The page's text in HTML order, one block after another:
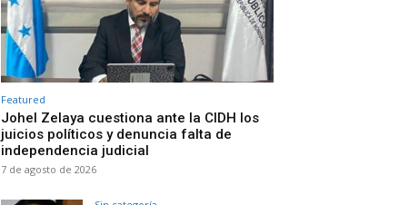
Featured
Johel Zelaya cuestiona ante la CIDH los
juicios políticos y denuncia falta de
independencia judicial
7 de agosto de 2026